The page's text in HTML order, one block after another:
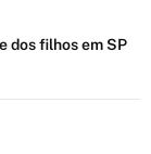
dos filhos em SP